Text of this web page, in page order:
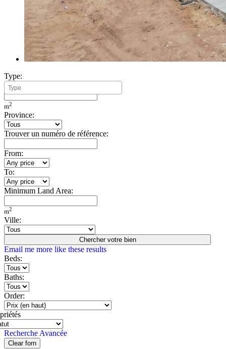
Type:
Minimum Build Area:
m2
Province:
Trouver un numéro de référence:
From:
To:
Minimum Land Area:
m2
Ville:
Chercher votre bien
Email me more like these results
Beds:
Baths:
Order:
Recherche Avancée
Clear forn